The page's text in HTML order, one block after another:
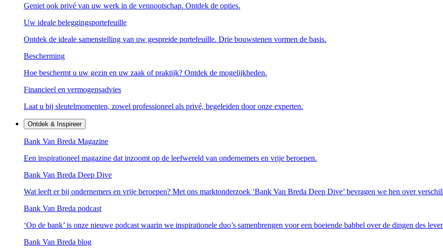
Geniet ook privé van uw werk in de vennootschap. Ontdek de opties.
Uw ideale beleggingsportefeuille
Ontdek de ideale samenstelling van uw gespreide portefeuille. Drie bouwstenen vormen de basis.
Bescherming
Hoe beschermt u uw gezin en uw zaak of praktijk? Ontdek de mogelijkheden.
Financieel en vermogensadvies
Laat u bij sleutelmomenten, zowel professioneel als privé, begeleiden door onze experten.
Ontdek & Inspireer
Bank Van Breda Magazine
Een inspirationeel magazine dat inzoomt op de leefwereld van ondernemers en vrije beroepen.
Bank Van Breda Deep Dive
Wat leeft er bij ondernemers en vrije beroepen? Met ons marktonderzoek ‘Bank Van Breda Deep Dive’ bevragen we hen over
Bank Van Breda podcast
‘Op de bank’ is onze nieuwe podcast waarin we inspirationele duo’s samenbrengen voor een boeiende babbel over de dingen des
Bank Van Breda blog